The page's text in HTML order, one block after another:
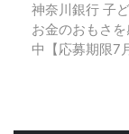
神奈川銀行 子
お金のおもさ
中【応募期限7